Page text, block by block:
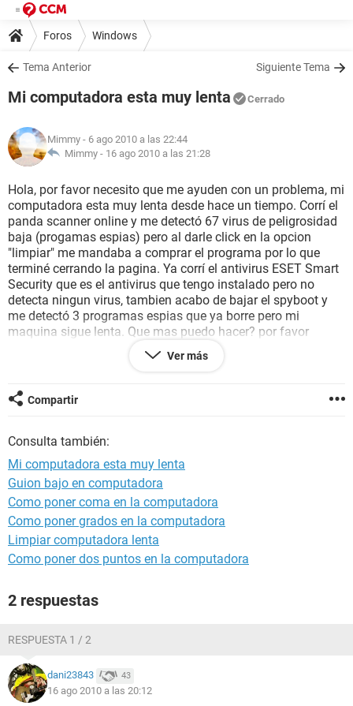
Foros Windows
Tema Anterior Siguiente Tema
Mi computadora esta muy lenta Cerrado
Mimmy - 6 ago 2010 a las 22:44
Mimmy - 16 ago 2010 a las 21:28
Hola, por favor necesito que me ayuden con un problema, mi
computadora esta muy lenta desde hace un tiempo. Corrí el
panda scanner online y me detectó 67 virus de peligrosidad
baja (progamas espias) pero al darle click en la opcion
"limpiar" me mandaba a comprar el programa por lo que
terminé cerrando la pagina. Ya corrí el antivirus ESET Smart
Security que es el antivirus que tengo instalado pero no
detecta ningun virus, tambien acabo de bajar el spyboot y
me detectó 3 programas espias que ya borre pero mi
maquina sigue lenta. Que mas puedo hacer? por favor
Ver más
Compartir
Consulta también:
Mi computadora esta muy lenta
Guion bajo en computadora
Como poner coma en la computadora
Como poner grados en la computadora
Limpiar computadora lenta
Como poner dos puntos en la computadora
2 respuestas
RESPUESTA 1 / 2
dani23843 43
16 ago 2010 a las 20:12